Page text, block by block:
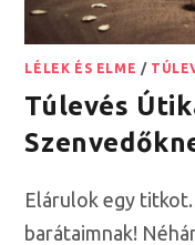
LÉLEK ÉS ELME /
Túlevés
Elárulok egy
barátaimnak!